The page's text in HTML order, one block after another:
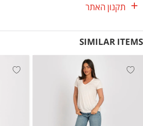
תקנון האתר
SIMILAR ITEMS